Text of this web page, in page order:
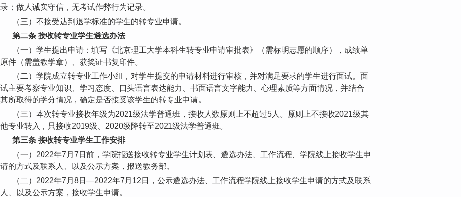
录；做人诚实守信，无考试作弊行为记录。
（三）不接受达到退学标准的学生的转专业申请。
第二条 接收转专业学生遴选办法
（一）学生提出申请：填写《北京理工大学本科生转专业申请审批表》（需标明志愿的顺序），成绩单
原件（需盖教学章）、获奖证书复印件。
（二）学院成立转专业工作小组，对学生提交的申请材料进行审核，并对满足要求的学生进行面试。面
试主要考察专业知识、学习态度、口头语言表达能力、书面语言文字能力、心理素质等方面情况，并结合
其所取得的学分情况，确定是否接受该学生的转专业申请。
（三）本次转专业接收年级为2021级法学普通班，接收人数原则上不超过5人。原则上不接收2021级其
他专业转入，只接收2019级、2020级降转至2021级法学普通班。
第三条 接收转专业学生工作安排
（一）2022年7月7日前，学院报送接收转专业学生计划表、遴选办法、工作流程、学院线上接收学生申
请的方式及联系人、以及公示方案，报送教务部。
（二）2022年7月8日—2022年7月12日，公示遴选办法、工作流程学院线上接收学生申请的方式及联系
人、以及公示方案，接收学生申请。